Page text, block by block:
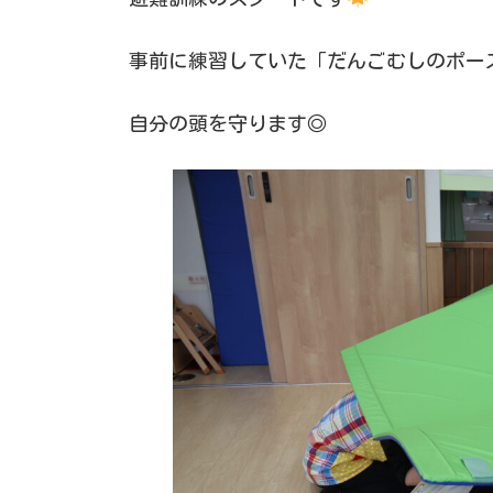
事前に練習していた「だんごむしのポー
自分の頭を守ります◎